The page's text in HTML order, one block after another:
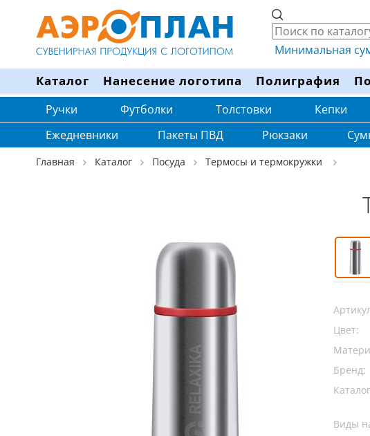
Минимальная
Каталог Нанесение логотипа Полиграфия
Ручки Футболки Толстовки Кепки
Ежедневники
Пакеты ПВД Рюкзаки
Главная Каталог Посуда Термосы и термокружки
Цвет:
Бренд:
Виды